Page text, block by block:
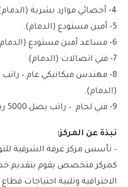
4- أخصائي موارد بشرية (الدمام).
5- أمين مستودع (الدمام).
6- مساعد أمين مستودع (الدمام).
7- فني اتصالات (الدمام).
(الدمام).
9- فني لحام – راتب يصل 5000 ريال (الدمام).
نبذة عن المركز:
كمركز متخصص يقوم بتقديم
الاحترافية وتلبية احتياجات